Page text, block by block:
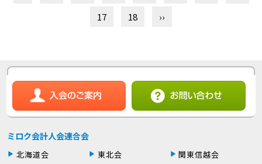
17
18 ››
ミロク会計人会連合会
北海道会 東北会
関東信越会